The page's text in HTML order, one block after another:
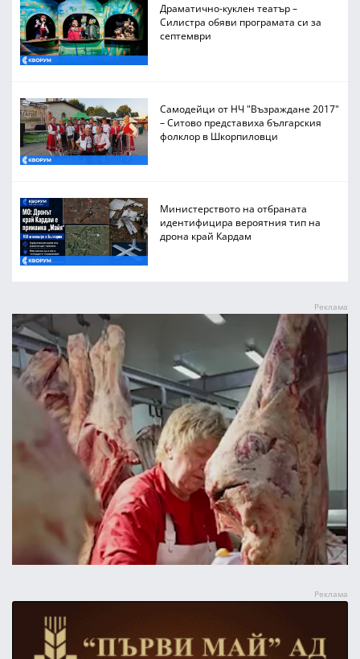
Драматично-куклен театър –
Силистра обяви програмата си за
септември
Самодейци от НЧ "Възраждане 2017"
– Ситово представиха българския
фолклор в Шкорпиловци
Министерството на отбраната
идентифицира вероятния тип на
дрона край Кардам